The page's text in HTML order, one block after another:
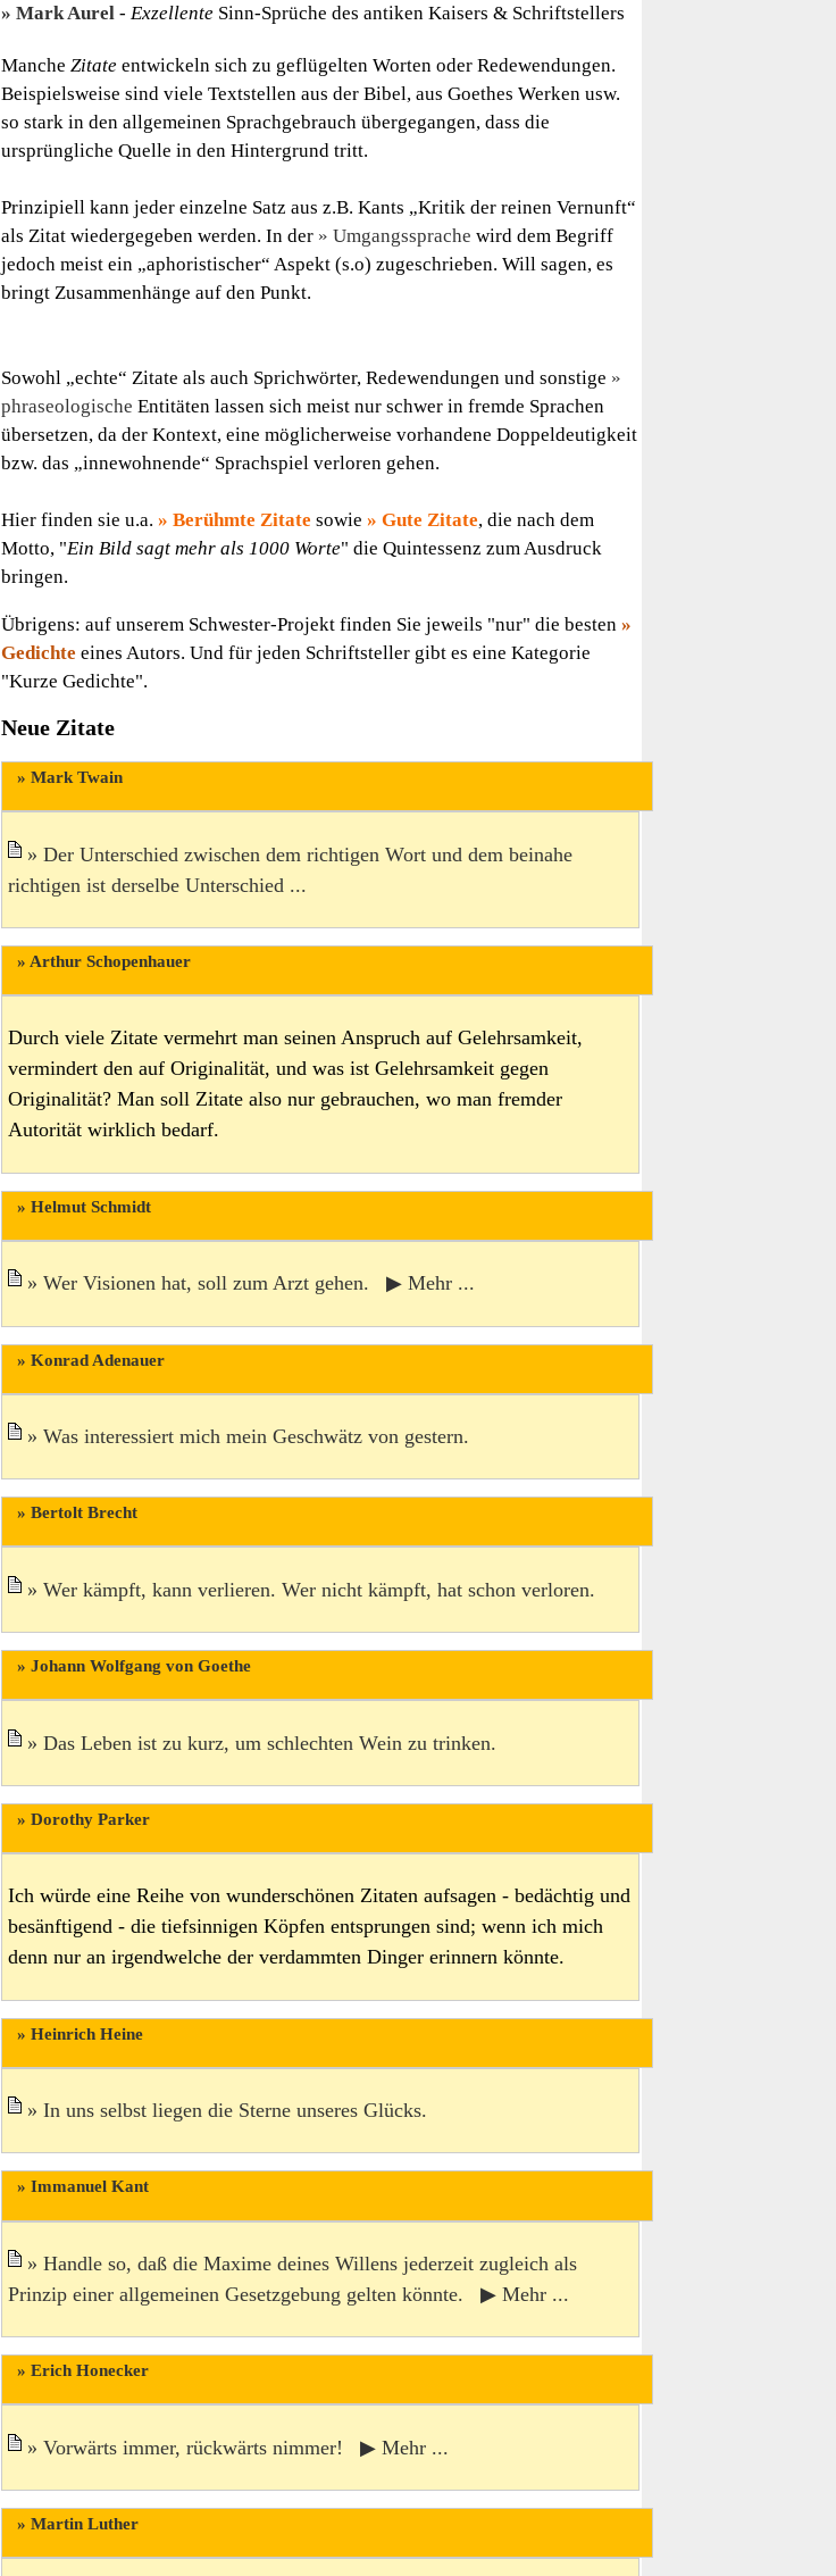
Mark Aurel- Exzellente Sinn-Sprüche des antiken Kaisers & Schriftstellers
MancheZitate entwickeln sich zu geflügelten Worten oder Redewendungen.
Beispielsweise sind viele Textstellen aus der Bibel, aus Goethes Werken usw.
so stark in den allgemeinen Sprachgebrauch übergegangen, dass die
ursprüngliche Quelle in den Hintergrund tritt.
Prinzipiell kann jeder einzelne Satz aus z.B. Kants „Kritik der reinen Vernunft“
als Zitat wiedergegeben werden. In der
Umgangssprache wird dem Begriff
jedoch meist ein „aphoristischer“ Aspekt (s.o) zugeschrieben. Will sagen, es
bringt Zusammenhänge auf den Punkt.
Sowohl „echte“ Zitate als auch Sprichwörter, Redewendungen und sonstige
phraseologische Entitäten lassen sich meist nur schwer in fremde Sprachen
übersetzen, da der Kontext, eine möglicherweise vorhandene Doppeldeutigkeit
bzw. das „innewohnende“ Sprachspiel verloren gehen.
Hier finden sie u.a. Berühmte Zitate sowie Gute Zitate, die nach dem
Motto, "Ein Bild sagt mehr als 1000 Worte" die Quintessenz zum Ausdruck
bringen.
Übrigens: auf unserem Schwester-Projekt finden Sie jeweils "nur" die besten
Gedichte eines Autors. Und für jeden Schriftsteller gibt es eine Kategorie
"Kurze Gedichte".
Neue Zitate
Mark Twain
Der Unterschied zwischen dem richtigen Wort und dem beinahe
richtigen ist derselbe Unterschied ...
Arthur Schopenhauer
Durch viele Zitate vermehrt man seinen Anspruch auf Gelehrsamkeit,
vermindert den auf Originalität, und was ist Gelehrsamkeit gegen
Originalität? Man soll Zitate also nur gebrauchen, wo man fremder
Autorität wirklich bedarf.
Helmut Schmidt
Wer Visionen hat, soll zum Arzt gehen. ▶ Mehr ...
Konrad Adenauer
Was interessiert mich mein Geschwätz von gestern.
Bertolt Brecht
Wer kämpft, kann verlieren. Wer nicht kämpft, hat schon verloren.
Johann Wolfgang von Goethe
Das Leben ist zu kurz, um schlechten Wein zu trinken.
Dorothy Parker
Ich würde eine Reihe von wunderschönen Zitaten aufsagen - bedächtig und
besänftigend - die tiefsinnigen Köpfen entsprungen sind; wenn ich mich
denn nur an irgendwelche der verdammten Dinger erinnern könnte.
Heinrich Heine
In uns selbst liegen die Sterne unseres Glücks.
Immanuel Kant
Handle so, daß die Maxime deines Willens jederzeit zugleich als
Prinzip einer allgemeinen Gesetzgebung gelten könnte. ▶ Mehr ...
Erich Honecker
Vorwärts immer, rückwärts nimmer! ▶ Mehr ...
Martin Luther